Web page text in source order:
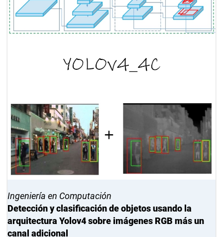
Ingeniería en Computación
Detección y clasificación de objetos usando la
arquitectura Yolov4 sobre imágenes RGB más un
canal adicional